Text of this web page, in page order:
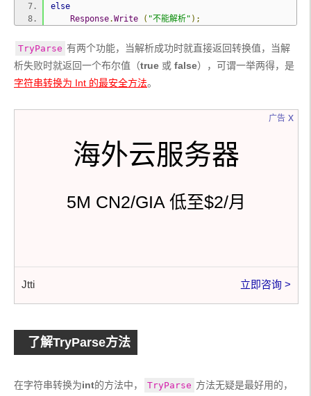
else
Response.Write ( "不能解析" );
TryParse 有两个功能，当解析成功时就直接返回转换值，当解
析失败时就返回一个布尔值（true 或 false），可谓一举两得，是
字符串转换为 Int 的最安全方法。
广告
海外云服务器
5M CN2/GIA 低至$2/月
Jtti 立即咨询 >
x
了解TryParse方法
在字符串转换为int的方法中， TryParse 方法无疑是最好用的，